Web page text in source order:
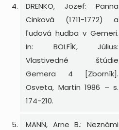
DRENKO, Jozef: Panna
Cinková (1711-1772) a
ľudová hudba v Gemeri.
In: BOLFÍK, Július:
Vlastivedné štúdie
Gemera 4 [Zborník].
Osveta, Martin 1986 – s.
174-210.
MANN, Arne B.: Neznámi